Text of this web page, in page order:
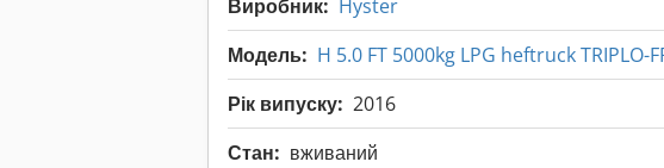
Виробник: Hyster
Модель: H 5.0 FT 5000kg LPG heftruck TRIPLO-
Рік випуску: 2016
Стан: вживаний